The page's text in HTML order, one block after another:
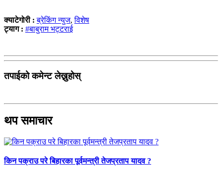
क्याटेगोरी :ब्रेकिंग न्युज,विशेष
ट्याग : #बाबुराम भट्टराई
तपाईको कमेन्ट लेख्नुहोस्
थप समाचार
किन पक्राउ परे बिहारका पूर्वमन्त्री तेजप्रताप यादव ?